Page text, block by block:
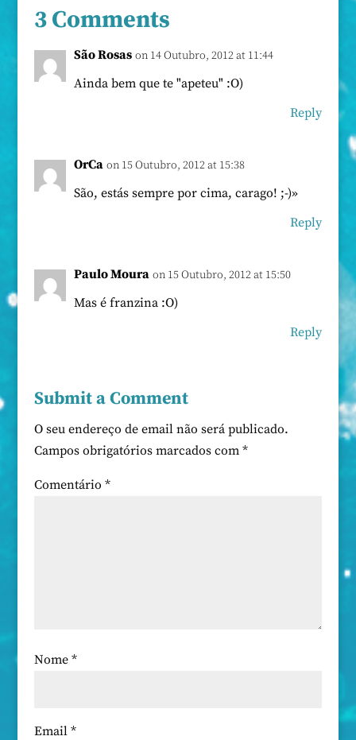
3 Comments
São Rosas on 14 Outubro, 2012 at 11:44
Ainda bem que te "apeteu" :O)
Reply
OrCa on 15 Outubro, 2012 at 15:38
São, estás sempre por cima, carago! ;-)»
Reply
Paulo Moura on 15 Outubro, 2012 at 15:50
Mas é franzina :O)
Reply
Submit a Comment
O seu endereço de email não será publicado.
Campos obrigatórios marcados com *
Comentário *
Nome *
Email *